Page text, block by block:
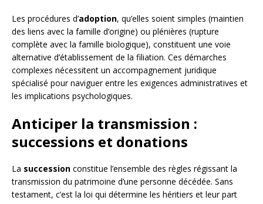
Les procédures d’adoption, qu’elles soient simples (maintien
des liens avec la famille d’origine) ou plénières (rupture
complète avec la famille biologique), constituent une voie
alternative d’établissement de la filiation. Ces démarches
complexes nécessitent un accompagnement juridique
spécialisé pour naviguer entre les exigences administratives et
les implications psychologiques.
Anticiper la transmission :
successions et donations
La succession constitue l’ensemble des règles régissant la
transmission du patrimoine d’une personne décédée. Sans
testament, c’est la loi qui détermine les héritiers et leur part